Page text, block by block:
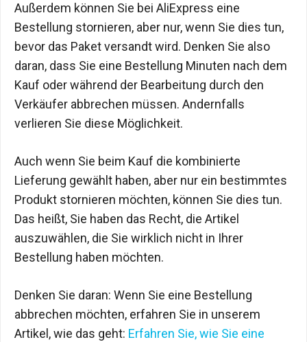
Außerdem können Sie bei AliExpress eine
Bestellung stornieren, aber nur, wenn Sie dies tun,
bevor das Paket versandt wird. Denken Sie also
daran, dass Sie eine Bestellung Minuten nach dem
Kauf oder während der Bearbeitung durch den
Verkäufer abbrechen müssen. Andernfalls
verlieren Sie diese Möglichkeit.
Auch wenn Sie beim Kauf die kombinierte
Lieferung gewählt haben, aber nur ein bestimmtes
Produkt stornieren möchten, können Sie dies tun.
Das heißt, Sie haben das Recht, die Artikel
auszuwählen, die Sie wirklich nicht in Ihrer
Bestellung haben möchten.
Denken Sie daran: Wenn Sie eine Bestellung
abbrechen möchten, erfahren Sie in unserem
Artikel, wie das geht: Erfahren Sie, wie Sie eine